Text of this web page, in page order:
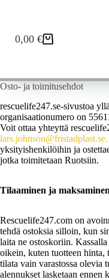
0,00 €
Osto- ja toimitusehdot
rescuelife247.se-sivustoa
organisaationumero on
Voit ottaa yhteyttä
lars.johnson@fristadplast.se.
yksityishenkilöihin ja
jotka toimitetaan Ruotsiin.
Tilaaminen ja maksaminen
Rescuelife247.com on
tehdä ostoksia silloin, kun
laita ne ostoskoriin.
oikein, kuten tuotteen hinta,
tilata vain varastossa olevia
alennukset lasketaan ennen